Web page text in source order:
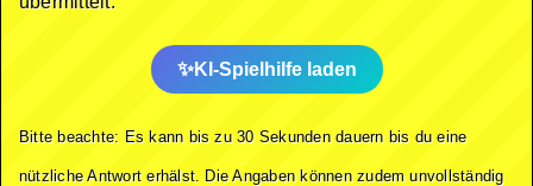
KI-Spielhilfe laden
Bitte beachte: Es kann bis zu 30 Sekunden dauern bis du eine
nützliche Antwort erhälst. Die Angaben können zudem unvollständig